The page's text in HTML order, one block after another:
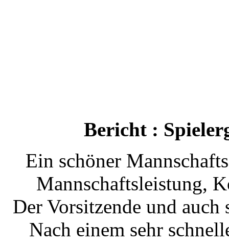
Bericht :
Ein schöner
Mannschaftsleistung,
Der Vorsitzende und
Nach einem sehr